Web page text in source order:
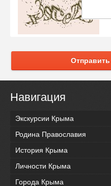
Навигация
Экскурсии Крыма
Родина Православия
История Крыма
Личности Крыма
Города Крыма